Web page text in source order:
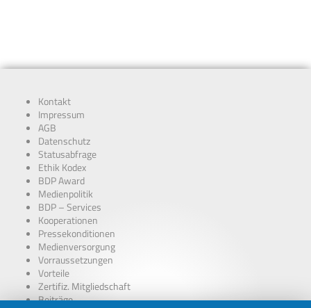
Kontakt
Impressum
AGB
Datenschutz
Statusabfrage
Ethik Kodex
BDP Award
Medienpolitik
BDP – Services
Kooperationen
Pressekonditionen
Medienversorgung
Vorraussetzungen
Vorteile
Zertifiz. Mitgliedschaft
Beiträge